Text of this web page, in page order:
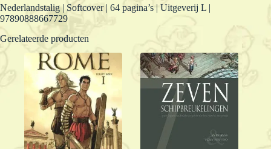
Nederlandstalig | Softcover | 64 pagina’s | Uitgeverij L |
97890888667729
Gerelateerde producten